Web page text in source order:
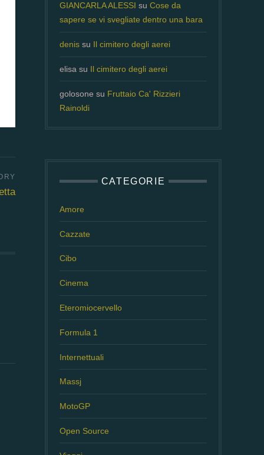
GIANCARLA ALESSI su Cose da
sapere se vi svegliate dentro una bara
denis su Il cimitero degli aerei
elisa su Il cimitero degli aerei
golosone su Fruttaio Ca' Rizzieri
Rainoldi
CATEGORIE
Amore
Cazzate
Cibo
Cinema
Eteromiocervello
Formula 1
Internettuali
Massj
MotoGP
Open Source